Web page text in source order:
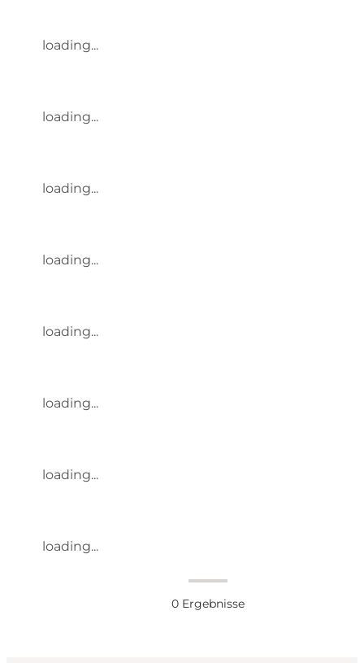
loading...
loading...
loading...
loading...
loading...
loading...
loading...
loading...
0 Ergebnisse